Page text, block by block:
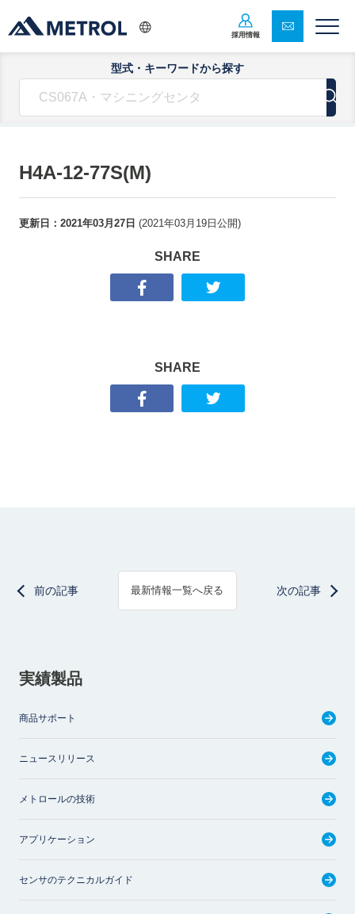
採用情報
型式・キーワードから探す
H4A-12-77S(M)
更新日： 2021年03月27日 (2021年03月19日 公開)
SHARE
SHARE
前の記事 最新情報一覧へ戻る 次の記事
実績製品
商品サポート
ニュースリリース
メトロールの技術
アプリケーション
センサのテクニカルガイド